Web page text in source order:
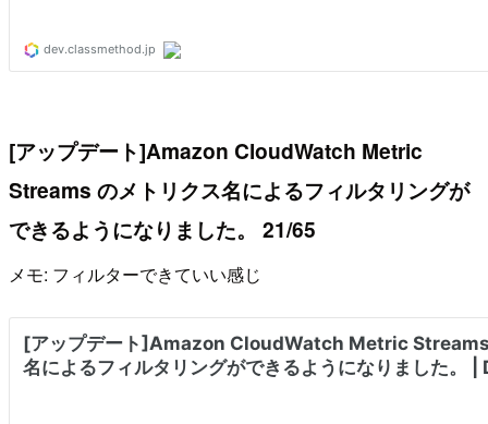
[アップデート]Amazon CloudWatch Metric
Streams のメトリクス名によるフィルタリングが
できるようになりました。 21/65
メモ: フィルターできていい感じ